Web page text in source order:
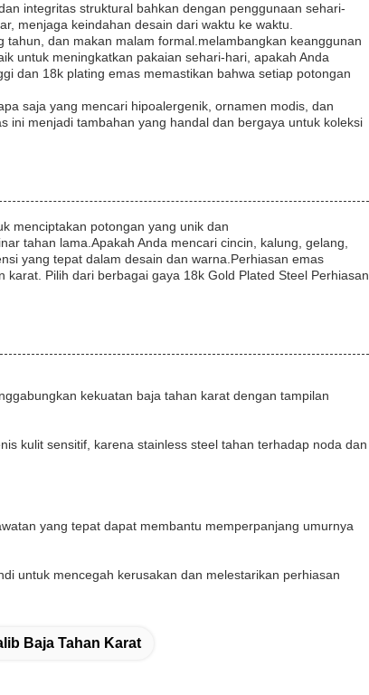
integritas struktural bahkan dengan penggunaan sehari-
menjaga keindahan desain dari waktu ke waktu.
dan makan malam formal.melambangkan keanggunan
untuk meningkatkan pakaian sehari-hari, apakah Anda
dan 18k plating emas memastikan bahwa setiap potongan
saja yang mencari hipoalergenik, ornamen modis, dan
ini menjadi tambahan yang handal dan bergaya untuk koleksi
menciptakan potongan yang unik dan
tahan lama.Apakah Anda mencari cincin, kalung, gelang,
yang tepat dalam desain dan warna.Perhiasan emas
Pilih dari berbagai gaya 18k Gold Plated Steel Perhiasan
kekuatan baja tahan karat dengan tampilan
kulit sensitif, karena stainless steel tahan terhadap noda dan
yang tepat dapat membantu memperpanjang umurnya
untuk mencegah kerusakan dan melestarikan perhiasan
Baja Tahan Karat